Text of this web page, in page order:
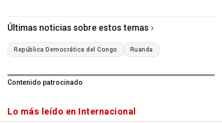
Últimas noticias sobre estos temas
República Democrática del Congo Ruanda
Contenido patrocinado
Lo más leído en Internacional